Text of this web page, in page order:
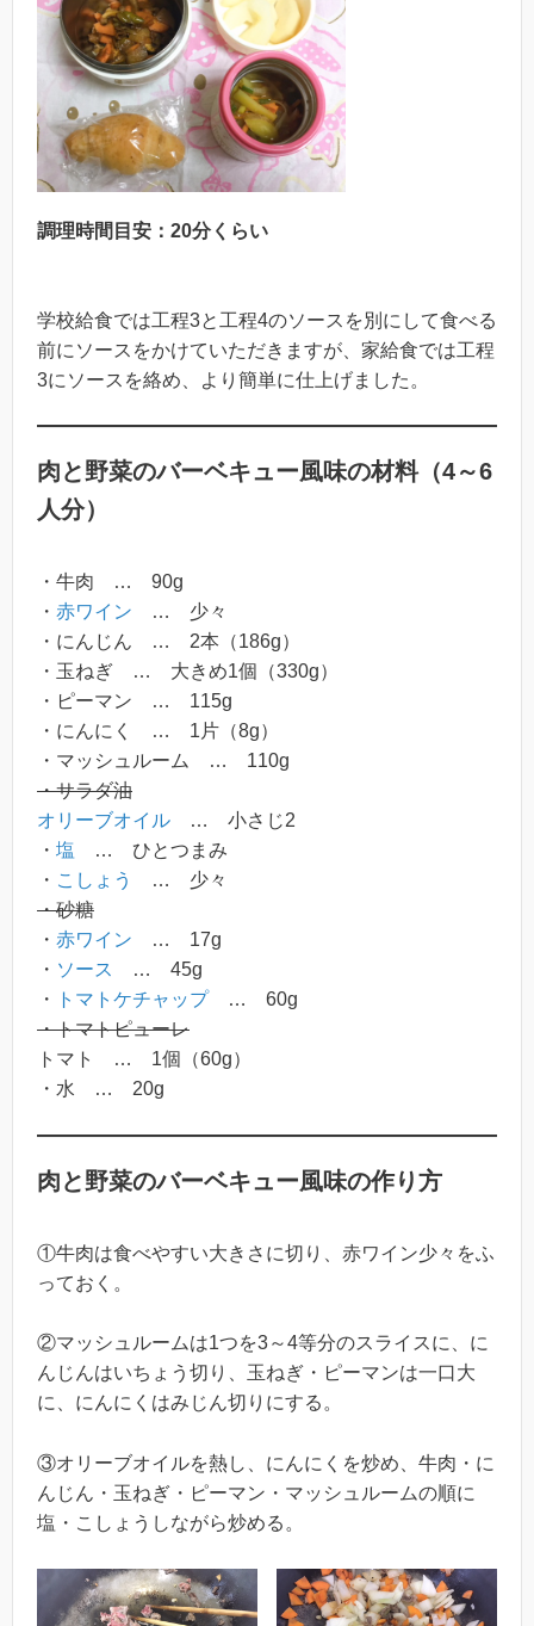
調理時間目安：20分くらい
学校給食では工程3と工程4のソースを別にして食べる
前にソースをかけていただきますが、家給食では工程
3にソースを絡め、より簡単に仕上げました。
肉と野菜のバーベキュー風味の材料（4～6
人分）
・牛肉 … 90g
・ 赤ワイン … 少々
・にんじん … 2本（186g）
・玉ねぎ … 大きめ1個（330g）
・ピーマン … 115g
・にんにく … 1片（8g）
・マッシュルーム … 110g
・サラダ油
オリーブオイル … 小さじ2
・ 塩 … ひとつまみ
・ こしょう
… 少々
・砂糖
・ 赤ワイン … 17g
・ ソース
… 45g
・
トマトケチャップ… 60g
・トマトピューレ
トマト … 1個（60g）
・水 … 20g
肉と野菜のバーベキュー風味の作り方
①牛肉は食べやすい大きさに切り、赤ワイン少々をふ
っておく。
②マッシュルームは1つを3～4等分のスライスに、に
んじんはいちょう切り、玉ねぎ・ピーマンは一口大
に、にんにくはみじん切りにする。
③オリーブオイルを熱し、にんにくを炒め、牛肉・に
んじん・玉ねぎ・ピーマン・マッシュルームの順に
塩・こしょうしながら炒める。